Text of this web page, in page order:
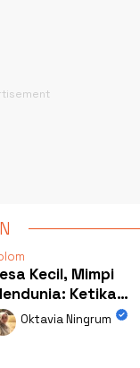
Kecil, Mimpi
Ketika
Wajah
Oktavia Ningrum